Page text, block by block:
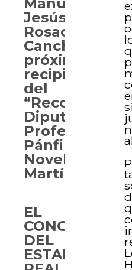
Jesús
Rosado
Canché,
próximo
recipiendario
del
Diputado
Profesor
Pánfilo
Novelo
Martín”
EL
CONGRESO
DEL
ESTADO